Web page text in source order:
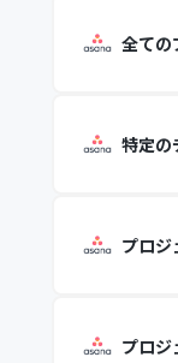
全ての
特定の
プロジ
プロジ